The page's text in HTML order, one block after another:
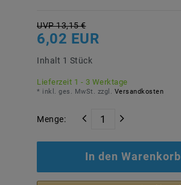
UVP 13,15 €
6,02 EUR
Inhalt 1 Stück
Lieferzeit 1 - 3 Werktage
* inkl. ges. MwSt. zzgl. Versandkosten
Menge:
In den Warenkorb